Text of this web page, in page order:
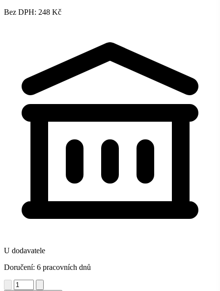
Bez DPH: 248 Kč
U dodavatele
Doručení: 6 pracovních dnů